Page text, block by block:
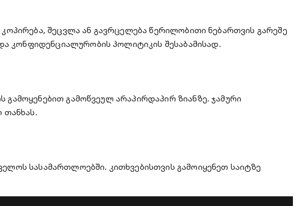
შეცვლა ან გავრცელება წერილობითი ნებართვის გარეშე
კონფიდენციალურობის პოლიტიკის შესაბამისად.
გამოყენებით გამოწვეულ არაპირდაპირ ზიანზე. ჯამური
თანხას.
სასამართლოებში. კითხვებისთვის გამოიყენეთ საიტზე